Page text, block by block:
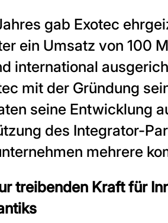
gab Exotec
ein Umsatz von 100
international
mit der Gründung
seine Entwicklung
des Integrator-
mehrere
treibenden Kraft für